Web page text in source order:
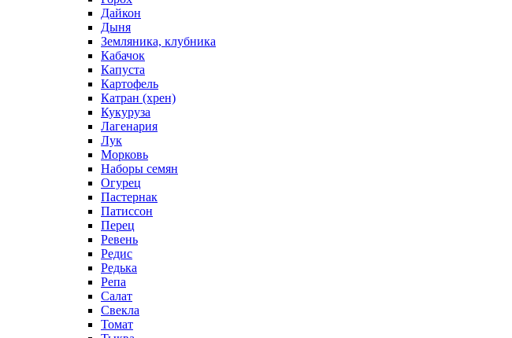
Дайкон
Дыня
Земляника, клубника
Кабачок
Капуста
Картофель
Катран (хрен)
Кукуруза
Лагенария
Лук
Морковь
Наборы семян
Огурец
Пастернак
Патиссон
Перец
Ревень
Редис
Редька
Репа
Салат
Свекла
Томат